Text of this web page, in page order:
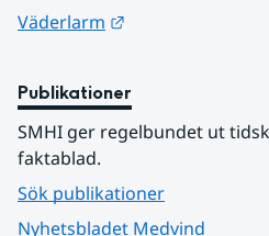
Väderlarm
Publikationer
SMHI ger regelbundet ut
faktablad.
Sök publikationer
Nyhetsbladet Medvind